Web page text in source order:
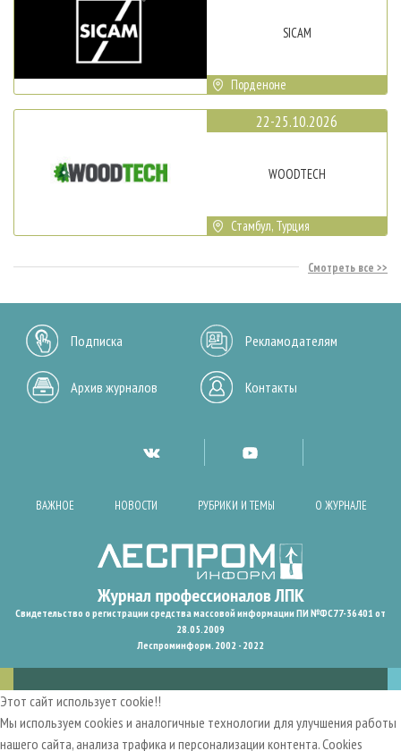
SICAM
Порденоне
22-25.10.2026
WOODTECH
Стамбул, Турция
Смотреть все
Подписка Рекламодателям
Архив журналов Контакты
ВАЖНОЕ НОВОСТИ РУБРИКИ И ТЕМЫ О ЖУРНАЛЕ
Свидетельство о регистрации средства массовой информации ПИ №ФС77-36401 от
28.05.2009
Леспроминформ. 2002 - 2022
Этот сайт использует cookie!!
Мы используем cookies и аналогичные технологии для улучшения работы
нашего сайта, анализа трафика и персонализации контента. Cookies